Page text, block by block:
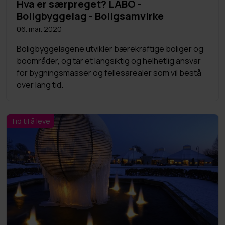
Hva er særpreget? LABO -
Boligbyggelag - Boligsamvirke
06. mar. 2020
Boligbyggelagene utvikler bærekraftige boliger og
boområder, og tar et langsiktig og helhetlig ansvar
for bygningsmasser og fellesarealer som vil bestå
over lang tid.
Tid til å leve